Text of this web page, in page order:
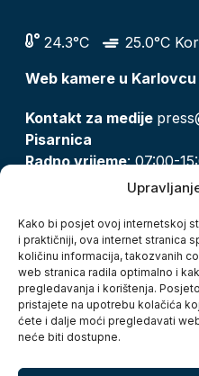
Kako bi posjet ovoj internetskoj
i praktičniji, ova internet stranica
količinu informacija, takozvanih
web stranica radila optimalno i
pregledavanja i korištenja.
pristajete na upotrebu kolačića
ćete i dalje moći pregledavati
neće biti dostupne.
24.3°C
25.0°C
Web kamere u Karlovcu
Kontakt za medije
Pisarnica
Radno vrijeme: 07:00-
Zaštita osobnih podataka
Pristup informacijama
Kolačići
Izjava o pristupačnosti